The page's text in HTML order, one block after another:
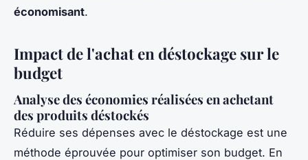
économisant.
Impact de l'achat en déstockage sur le
budget
Analyse des économies réalisées en achetant
des produits déstockés
Réduire ses dépenses avec le déstockage est une
méthode éprouvée pour optimiser son budget. En